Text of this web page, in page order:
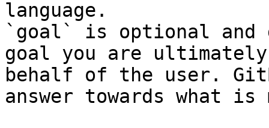
language.
`goal` is optional and
goal you are
behalf of the user.
answer towards what